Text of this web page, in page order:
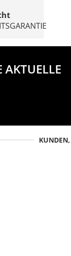
AKTUELLE